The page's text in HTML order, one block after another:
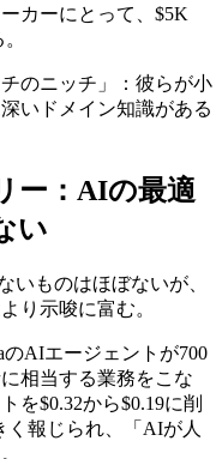
カーにとって、$5K
のニッチ」：彼らが小
いドメイン知識がある
ー：AIの最適
い
いものはほぼないが、
り示唆に富む。
のAIエージェントが700
相当する業務をこな
を$0.32から$0.19に削
く報じられ、「AIが人